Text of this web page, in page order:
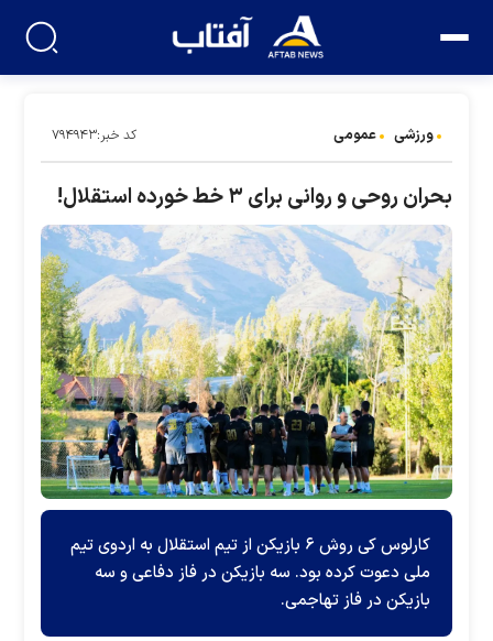
ورزشی عمومی کد خبر:۷۹۴۹۴۳
بحران روحی و روانی برای ۳ خط خورده استقلال!
کارلوس کی روش ۶ بازیکن از تیم استقلال به اردوی تیم
ملی دعوت کرده بود. سه بازیکن در فاز دفاعی و سه
بازیکن در فاز تهاجمی.